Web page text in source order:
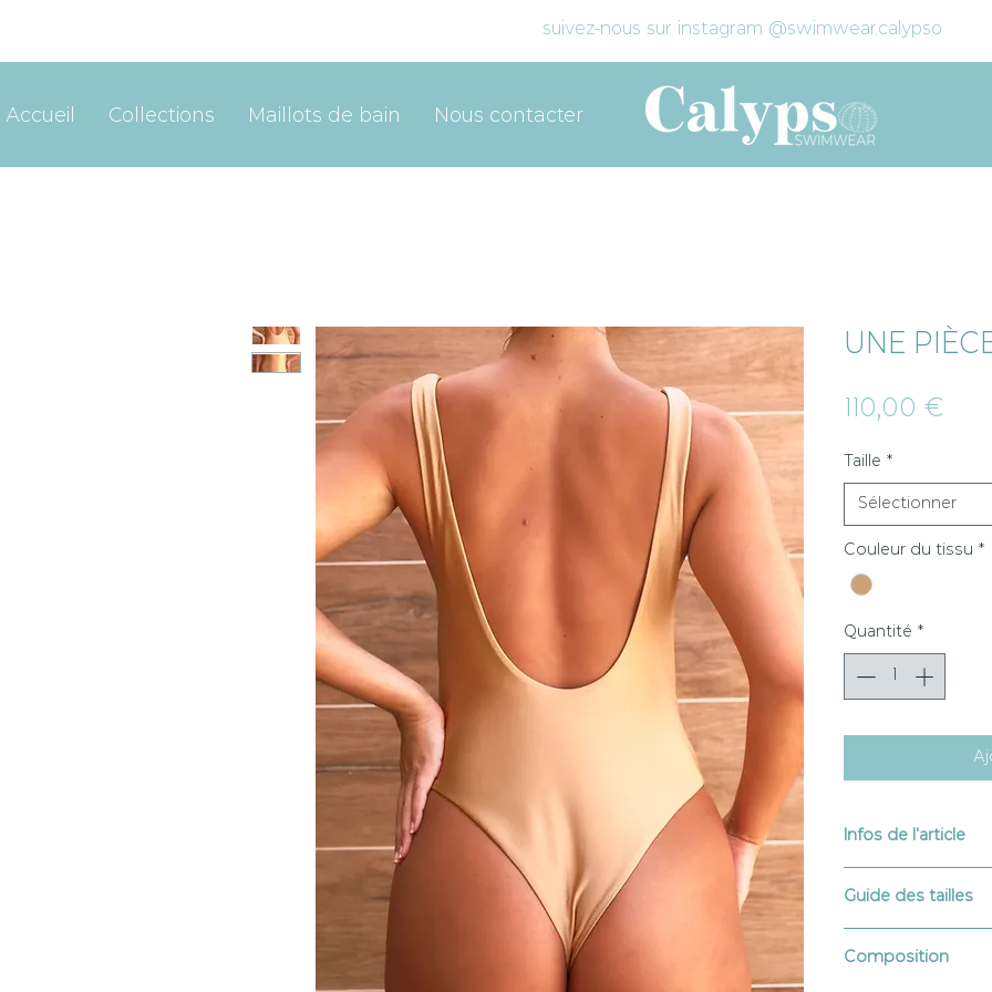
suivez-nous sur instagram @swimwear.calypso
UNE
110,00 €
Taille *
Sélectionner
Couleur du tissu *
Quantité *
Infos de l'article
Lavage à la main, à
Séchage rapide et
blanchiment interdits
Guide des tailles
S : TP 86 - TT 66 - TB
Composition
Accueil Collections Maillots de bain Nous contacter